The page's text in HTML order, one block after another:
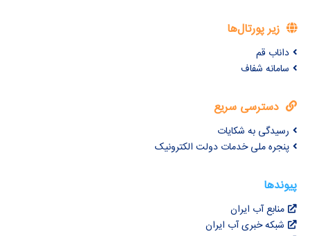
زیر پورتال‌ها
داناب قم
سامانه شفاف
دسترسی سریع
رسیدگی به شکایات
پنجره ملی خدمات دولت الکترونیک
پیوندها
منابع آب ایران
شبکه خبری آب ایران